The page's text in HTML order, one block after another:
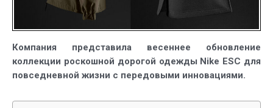
Компания представила весеннее обновление
коллекции роскошной дорогой одежды Nike ESC для
повседневной жизни с передовыми инновациями.